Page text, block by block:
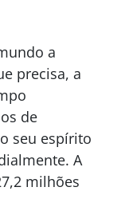
a
precisa, a
de
seu espírito
A
milhões